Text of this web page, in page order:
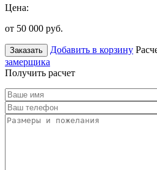
Цена:
от 50 000 руб.
Заказать Добавить в корзину
замерщика
Получить расчет